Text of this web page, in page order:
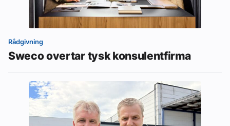
Rådgivning
Sweco overtar tysk konsulentfirma